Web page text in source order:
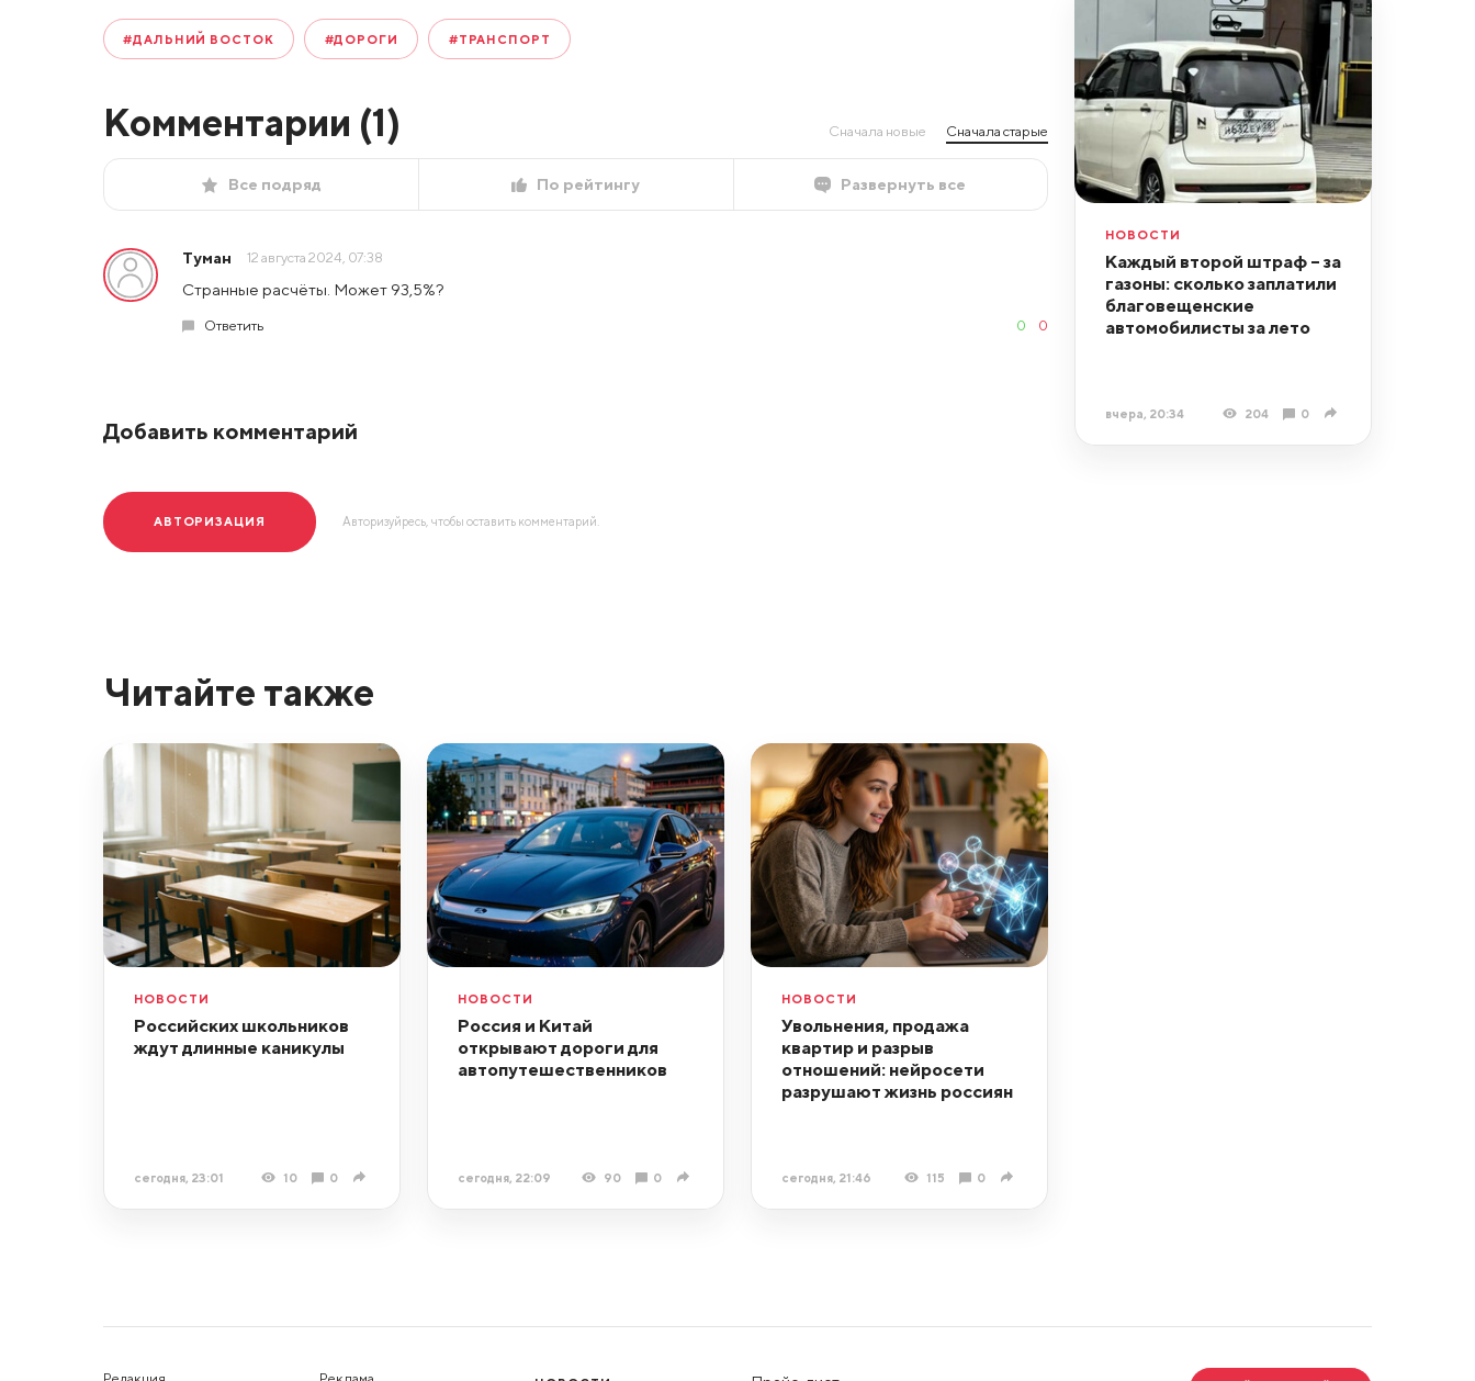
#ДАЛЬНИЙ ВОСТОК #ДОРОГИ #ТРАНСПОРТ
Комментарии (1) Сначала новые Сначала старые
Все подряд По рейтингу Развернуть все
Туман 12 августа 2024, 07:38
Странные расчёты. Может 93,5%?
Ответить 0 0
Добавить комментарий
АВТОРИЗАЦИЯ Авторизуйресь, чтобы оставить комментарий.
НОВОСТИ
Каждый второй штраф – за
газоны: сколько заплатили
благовещенские
автомобилисты за лето
вчера, 20:34 204 0
Читайте также
НОВОСТИ
Российских школьников
ждут длинные каникулы
сегодня, 23:01 10 0
НОВОСТИ
Россия и Китай
открывают дороги для
автопутешественников
сегодня, 22:09 90 0
НОВОСТИ
Увольнения, продажа
квартир и разрыв
отношений: нейросети
разрушают жизнь россиян
сегодня, 21:46 115 0